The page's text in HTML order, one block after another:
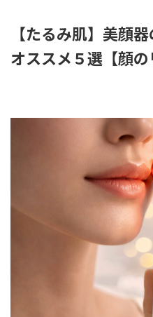
【たるみ肌】美顔
オススメ５選【顔の